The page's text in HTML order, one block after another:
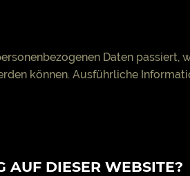
Daten passiert,
können. Ausführliche
AUF DIESER WEBSITE?